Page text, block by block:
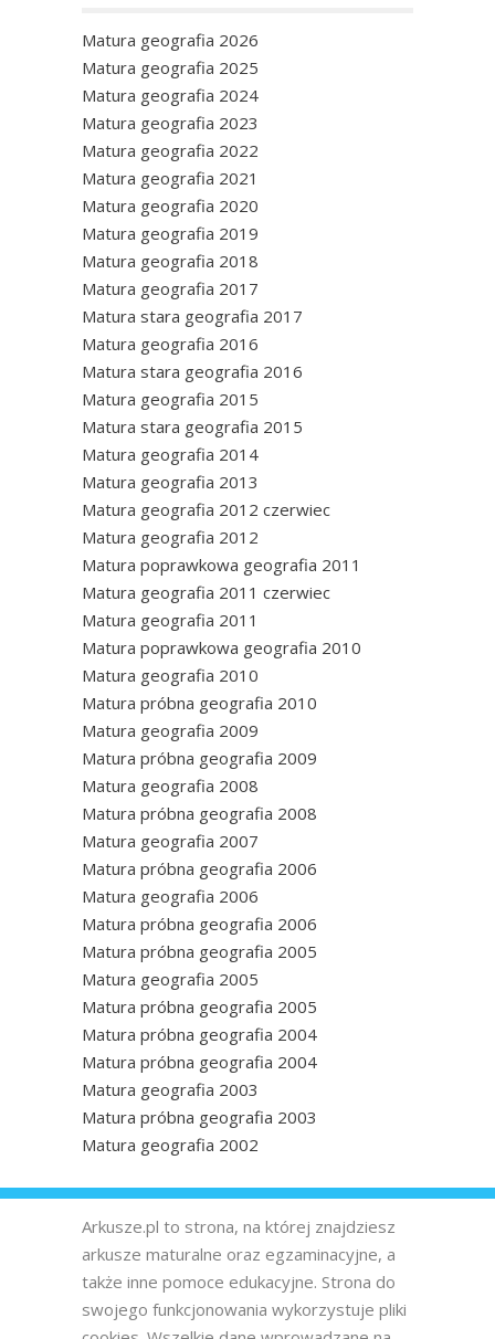
Matura geografia 2026
Matura geografia 2025
Matura geografia 2024
Matura geografia 2023
Matura geografia 2022
Matura geografia 2021
Matura geografia 2020
Matura geografia 2019
Matura geografia 2018
Matura geografia 2017
Matura stara geografia 2017
Matura geografia 2016
Matura stara geografia 2016
Matura geografia 2015
Matura stara geografia 2015
Matura geografia 2014
Matura geografia 2013
Matura geografia 2012 czerwiec
Matura geografia 2012
Matura poprawkowa geografia 2011
Matura geografia 2011 czerwiec
Matura geografia 2011
Matura poprawkowa geografia 2010
Matura geografia 2010
Matura próbna geografia 2010
Matura geografia 2009
Matura próbna geografia 2009
Matura geografia 2008
Matura próbna geografia 2008
Matura geografia 2007
Matura próbna geografia 2006
Matura geografia 2006
Matura próbna geografia 2006
Matura próbna geografia 2005
Matura geografia 2005
Matura próbna geografia 2005
Matura próbna geografia 2004
Matura próbna geografia 2004
Matura geografia 2003
Matura próbna geografia 2003
Matura geografia 2002
Arkusze.pl to strona, na której znajdziesz
arkusze maturalne oraz egzaminacyjne, a
także inne pomoce edukacyjne. Strona do
swojego funkcjonowania wykorzystuje pliki